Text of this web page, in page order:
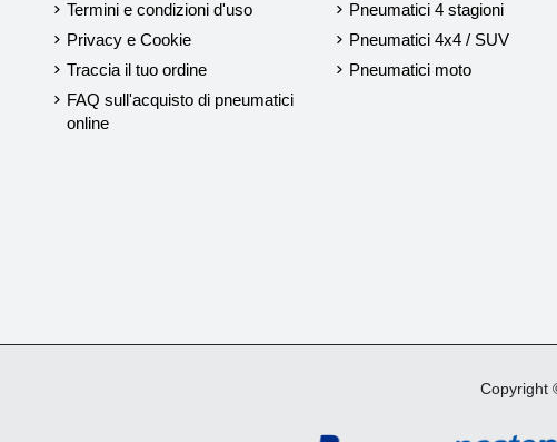
Termini e condizioni d'uso
Privacy e Cookie
Traccia il tuo ordine
FAQ sull'acquisto di pneumatici
online
Pneumatici 4 stagioni
Pneumatici 4x4 / SUV
Pneumatici moto
Copyright